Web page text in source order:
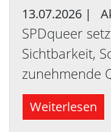
13.07.2026 |
SPDqueer
Sichtbarkeit,
zunehmende
Weiterlesen